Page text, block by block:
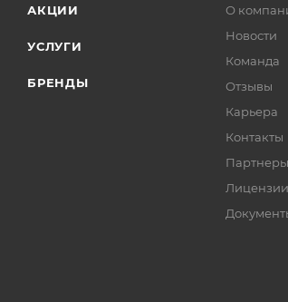
АКЦИИ
УСЛУГИ
БРЕНДЫ
О
Новости
Команда
Отзывы
Карьера
Контакты
Партнеры
Лицензии